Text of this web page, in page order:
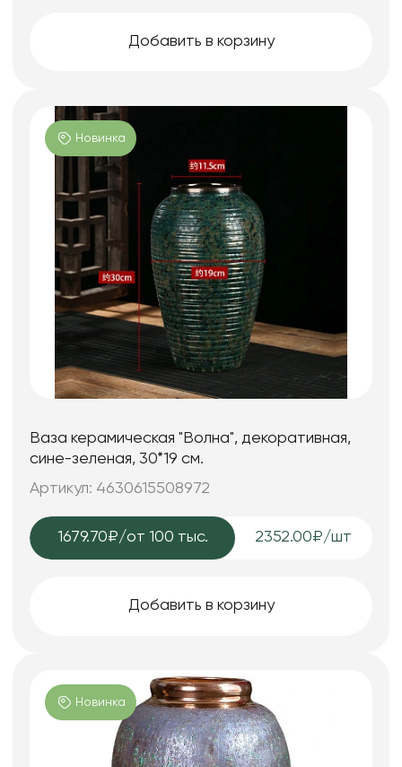
Добавить в корзину
Новинка
Ваза керамическая "Волна", декоративная,
сине-зеленая, 30*19 см.
Артикул: 4630615508972
1679.70₽/от 100 тыс. 2352.00₽/шт
Добавить в корзину
Новинка